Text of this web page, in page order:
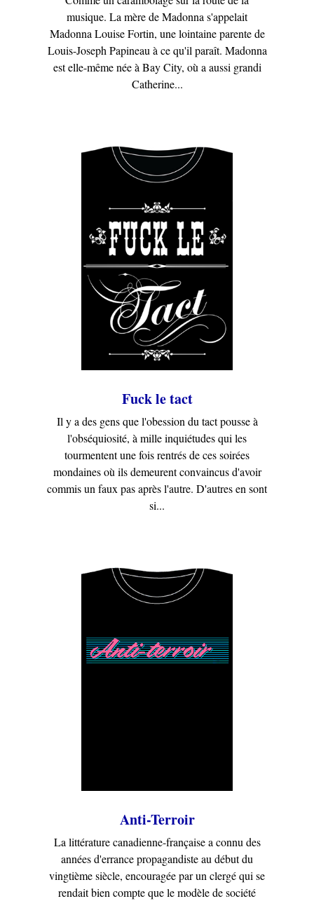
musique. La mère de Madonna s'appelait
Madonna Louise Fortin, une lointaine parente de
Louis-Joseph Papineau à ce qu'il paraît. Madonna
est elle-même née à Bay City, où a aussi grandi
Catherine...
Fuck le tact
Il y a des gens que l'obession du tact pousse à
l'obséquiosité, à mille inquiétudes qui les
tourmentent une fois rentrés de ces soirées
mondaines où ils demeurent convaincus d'avoir
commis un faux pas après l'autre. D'autres en sont
si...
Anti-Terroir
La littérature canadienne-française a connu des
années d'errance propagandiste au début du
vingtième siècle, encouragée par un clergé qui se
rendait bien compte que le modèle de société